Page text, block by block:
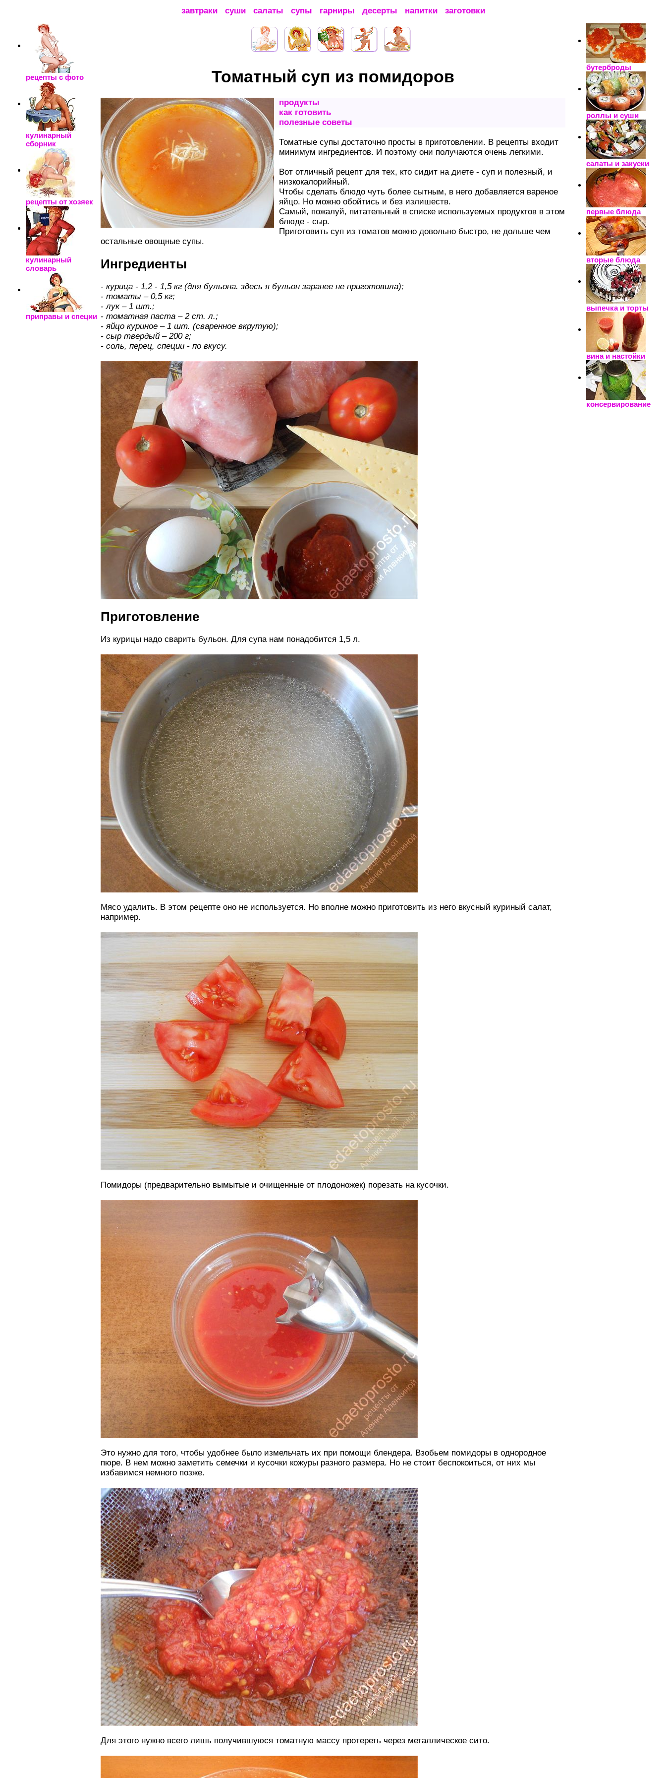
рецепты с фото
кулинарный
сборник
рецепты от хозяек
кулинарный
словарь
приправы и специи
завтраки суши салаты супы гарниры десерты напитки заготовки
Томатный суп из помидоров
продукты
как готовить
полезные советы
Томатные супы достаточно просты в приготовлении. В рецепты входит
минимум ингредиентов. И поэтому они получаются очень легкими.
Вот отличный рецепт для тех, кто сидит на диете - суп и полезный, и
низкокалорийный.
Чтобы сделать блюдо чуть более сытным, в него добавляется вареное
яйцо. Но можно обойтись и без излишеств.
Самый, пожалуй, питательный в списке используемых продуктов в этом
блюде - сыр.
Приготовить суп из томатов можно довольно быстро, не дольше чем
остальные овощные супы.
Ингредиенты
- курица - 1,2 - 1,5 кг (для бульона. здесь я бульон заранее не приготовила);
- томаты – 0,5 кг;
- лук – 1 шт.;
- томатная паста – 2 ст. л.;
- яйцо куриное – 1 шт. (сваренное вкрутую);
- сыр твердый – 200 г;
- соль, перец, специи - по вкусу.
Приготовление
Из курицы надо сварить бульон. Для супа нам понадобится 1,5 л.
Мясо удалить. В этом рецепте оно не используется. Но вполне можно приготовить из него вкусный куриный салат,
например.
Помидоры (предварительно вымытые и очищенные от плодоножек) порезать на кусочки.
Это нужно для того, чтобы удобнее было измельчать их при помощи блендера. Взобьем помидоры в однородное
пюре. В нем можно заметить семечки и кусочки кожуры разного размера. Но не стоит беспокоиться, от них мы
избавимся немного позже.
Для этого нужно всего лишь получившуюся томатную массу протереть через металлическое сито.
бутерброды
роллы и суши
салаты и закуски
первые блюда
вторые блюда
выпечка и торты
вина и настойки
консервирование